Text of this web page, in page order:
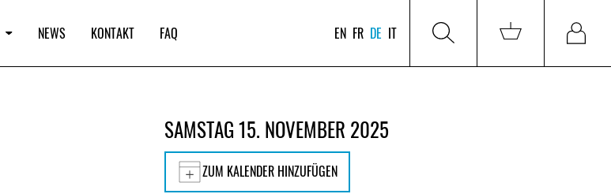
NEWS KONTAKT FAQ EN FR DE IT
SAMSTAG 15. NOVEMBER 2025
ZUM KALENDER HINZUFÜGEN